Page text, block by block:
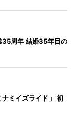
35周年 結婚35年目の
ミイズライド」 初